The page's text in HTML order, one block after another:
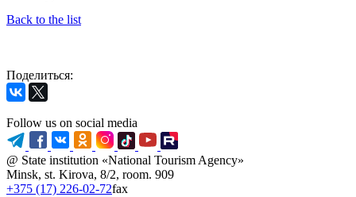
Back to the list
Поделиться:
Follow us on social media
@ State institution «National Tourism Agency»
Minsk, st. Kirova, 8/2, room. 909
+375 (17) 226-02-72fax